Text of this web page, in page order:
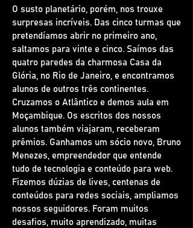
O susto planetário, porém, nos trouxe
surpresas incríveis. Das cinco turmas que
pretendíamos abrir no primeiro ano,
saltamos para vinte e cinco. Saímos das
quatro paredes da charmosa Casa da
Glória, no Rio de Janeiro, e encontramos
alunos de outros três continentes.
Cruzamos o Atlântico e demos aula em
Moçambique. Os escritos dos nossos
alunos também viajaram, receberam
prêmios. Ganhamos um sócio novo, Bruno
Menezes, empreendedor que entende
tudo de tecnologia e conteúdo para web.
Fizemos dúzias de lives, centenas de
conteúdos para redes sociais, ampliamos
nossos seguidores. Foram muitos
desafios, muito aprendizado, muitas